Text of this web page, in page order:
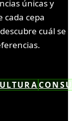
únicas y
cada cepa
cuál se